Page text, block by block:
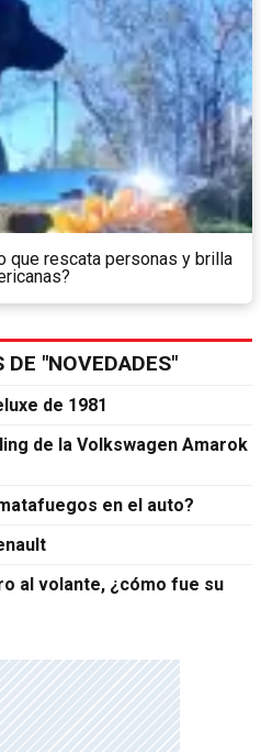
que rescata personas y brilla
DE "NOVEDADES"
de 1981
de la Volkswagen Amarok
en el auto?
al volante, ¿cómo fue su